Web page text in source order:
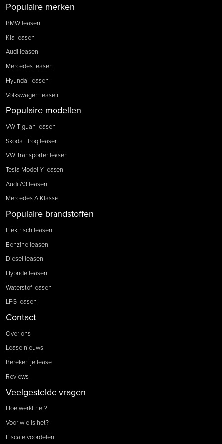
Populaire merken
BMW leasen
Kia leasen
Audi leasen
Mercedes leasen
Hyundai leasen
Volkswagen leasen
Populaire modellen
VW Tiguan leasen
Skoda Elroq leasen
VW Transporter leasen
Tesla Model Y leasen
Audi A3 leasen
Mercedes A Klasse
Populaire brandstoffen
Elektrisch leasen
Benzine leasen
Diesel leasen
Hybride leasen
Waterstof leasen
LPG leasen
Contact
Over ons
Lease nieuws
Bereken je lease
Reviews
Veelgestelde vragen
Hoe werkt het?
Voor wie is het?
Fiscale voordelen